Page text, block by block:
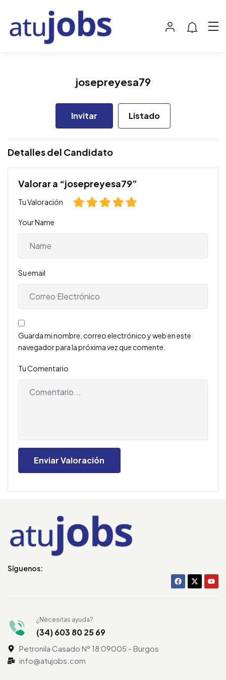
josepreyesa79
Invitar Listado
Detalles del Candidato
Valorar a “josepreyesa79”
Tu Valoración
Your Name
Su email
Guarda mi nombre, correo electrónico y web en este
navegador para la próxima vez que comente.
Tu Comentario
Síguenos:
¿Necesitas ayuda?
(34) 603 80 25 69
Petronila Casado N° 18 09005 - Burgos
info@atujobs.com